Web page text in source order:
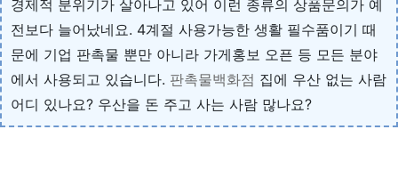
경제적 분위기가 살아나고 있어 이런 종류의 상품문의가 예
전보다 늘어났네요. 4계절 사용가능한 생활 필수품이기 때
문에 기업 판촉물 뿐만 아니라 가게홍보 오픈 등 모든 분야
에서 사용되고 있습니다. 판촉물백화점 집에 우산 없는 사람
어디 있나요? 우산을 돈 주고 사는 사람 많나요?